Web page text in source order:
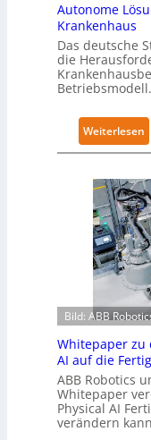
e
r
t
i
f
z
e
r
u
n
g
n
a
c
h
I
E
C
6
s
e
r
w
e
t
r
t
g
l
o
b
a
l
e
s
T
r
a
Autonome
Krankenhaus
Das deutsche
die
Betriebsmodell.
Weiterlesen
A
t
o
n
o
L
ö
u
n
g
e
n
Bild: ABB
Whitepaper zu
AI auf die
ABB Robotics
Whitepaper
Physical AI
verändern